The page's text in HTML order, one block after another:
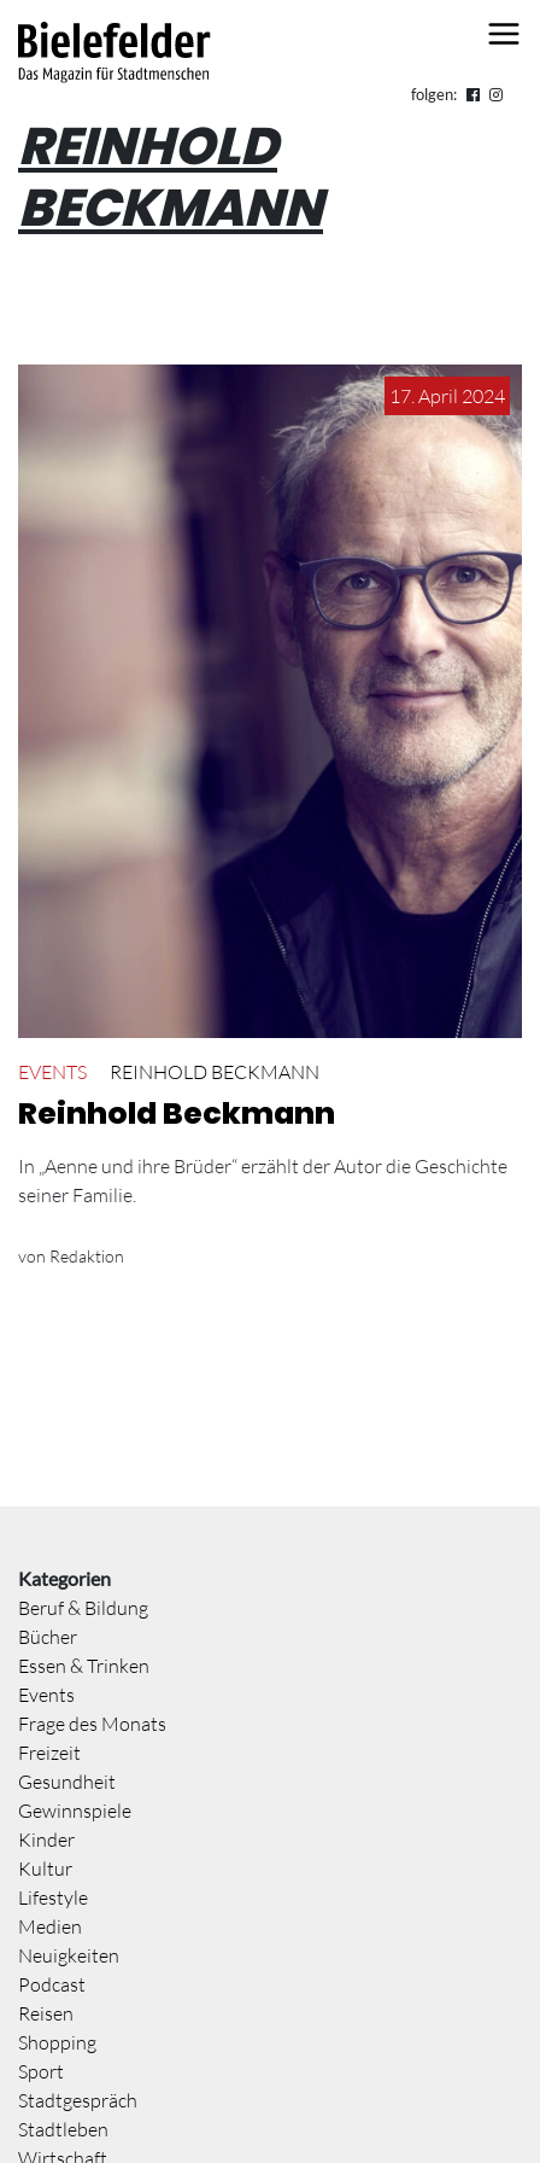
folgen:
REINHOLD
BECKMANN
17. April 2024
EVENTS REINHOLD BECKMANN
Reinhold Beckmann
In „Aenne und ihre Brüder“ erzählt der Autor die Geschichte
seiner Familie.
von Redaktion
Kategorien
Beruf & Bildung
Bücher
Essen & Trinken
Events
Frage des Monats
Freizeit
Gesundheit
Gewinnspiele
Kinder
Kultur
Lifestyle
Medien
Neuigkeiten
Podcast
Reisen
Shopping
Sport
Stadtgespräch
Stadtleben
Wirtschaft